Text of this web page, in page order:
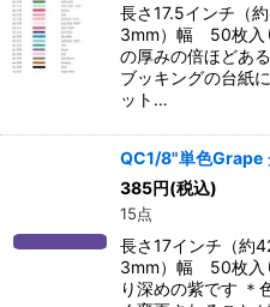
長さ17.5インチ（
3mm）幅 50枚入
の厚みの倍ほどあ
ブッキングの台紙
ット…
QC1/8"単色Grape
385円(税込)
15点
長さ17インチ（約
3mm）幅 50枚入
り深めの紫です ＊